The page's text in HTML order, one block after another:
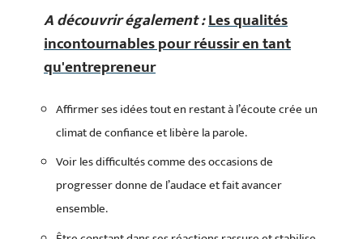
A découvrir également :Les qualités
incontournables pour réussir en tant
qu'entrepreneur
Affirmer ses idées tout en restant à l’écoute crée un
climat de confiance et libère la parole.
Voir les difficultés comme des occasions de
progresser donne de l’audace et fait avancer
ensemble.